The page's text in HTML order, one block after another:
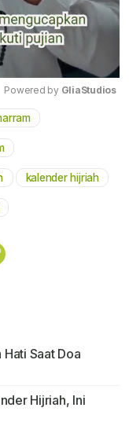
Powered by GliaStudios
kalender hijriah
Saat Doa
Hijriah, Ini